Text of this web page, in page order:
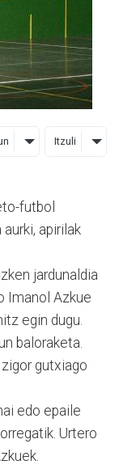
Itzuli
futbol
apirilak
jardunaldia
Imanol Azkue
egin dugu.
baloraketa.
gutxiago
edo epaile
Urtero